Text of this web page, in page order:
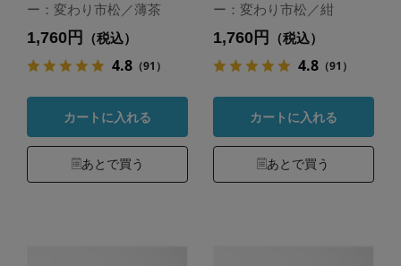
ー：変わり市松／薄茶
1,760円 （税込）
4.8（91）
カートに入れる
あとで買う
ー：変わり市松／紺
1,760円 （税込）
4.8（91）
カートに入れる
あとで買う